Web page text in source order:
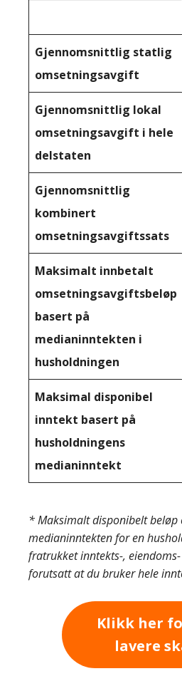
Gjennomsnittlig statlig
omsetningsavgift
Gjennomsnittlig lokal
omsetningsavgift i hele
delstaten
Gjennomsnittlig
kombinert
omsetningsavgiftssats
Maksimalt innbetalt
omsetningsavgiftsbeløp
basert på
medianinntekten i
husholdningen
Maksimal disponibel
inntekt basert på
husholdningens
medianinntekt
* Maksimalt disponibelt beløp
medianinntekten for en
fratrukket inntekts-,
forutsatt at du bruker hele
Klikk her
lavere